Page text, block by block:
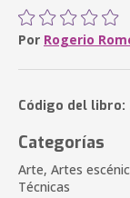
Por Rogerio
Código del libro:
Categorías
Arte, Artes
Técnicas